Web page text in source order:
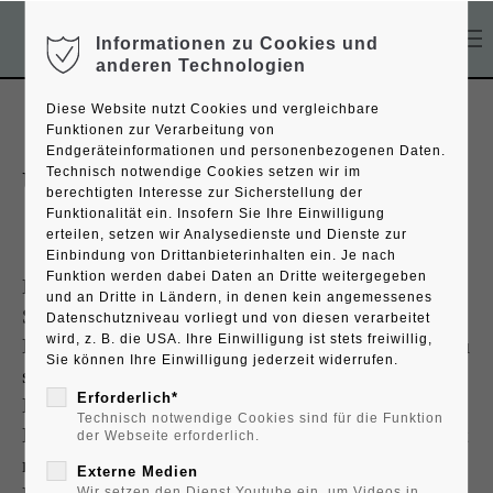
Der Eintrag "offcanvas-col1" existiert leider nicht.
Der Eintrag "offcanvas-col2" existiert leider nicht.
Der Eintrag "offcanvas-col3" existiert leider nicht.
Der Eintrag "offcanvas-col4" existiert leider nicht.
UNSERE ERDE
Dem Mutigen gehört die Welt, sagt ein
Sprichwort. Mit dem Kinderglobus UNSERE
ERDE kannst du schon jetzt erkunden, wo du
später einmal mutig sein willst. Im
Dschungel, im Gebirge, in der Tiefsee? Dein
Leuchtglobus weist dir den Weg. Und es gibt
noch einen Clou: Die aufgedruckten Tiere,
Informationen zu Cookies und
anderen Technologien
Diese Website nutzt Cookies und vergleichbare
Funktionen zur Verarbeitung von
Endgeräteinformationen und personenbezogenen Daten.
Technisch notwendige Cookies setzen wir im
berechtigten Interesse zur Sicherstellung der
Funktionalität ein. Insofern Sie Ihre Einwilligung
erteilen, setzen wir Analysedienste und Dienste zur
Einbindung von Drittanbieterinhalten ein. Je nach
Funktion werden dabei Daten an Dritte weitergegeben
und an Dritte in Ländern, in denen kein angemessenes
Datenschutzniveau vorliegt und von diesen verarbeitet
wird, z. B. die USA. Ihre Einwilligung ist stets freiwillig,
Sie können Ihre Einwilligung jederzeit widerrufen.
Erforderlich*
Technisch notwendige Cookies sind für die Funktion
der Webseite erforderlich.
Externe Medien